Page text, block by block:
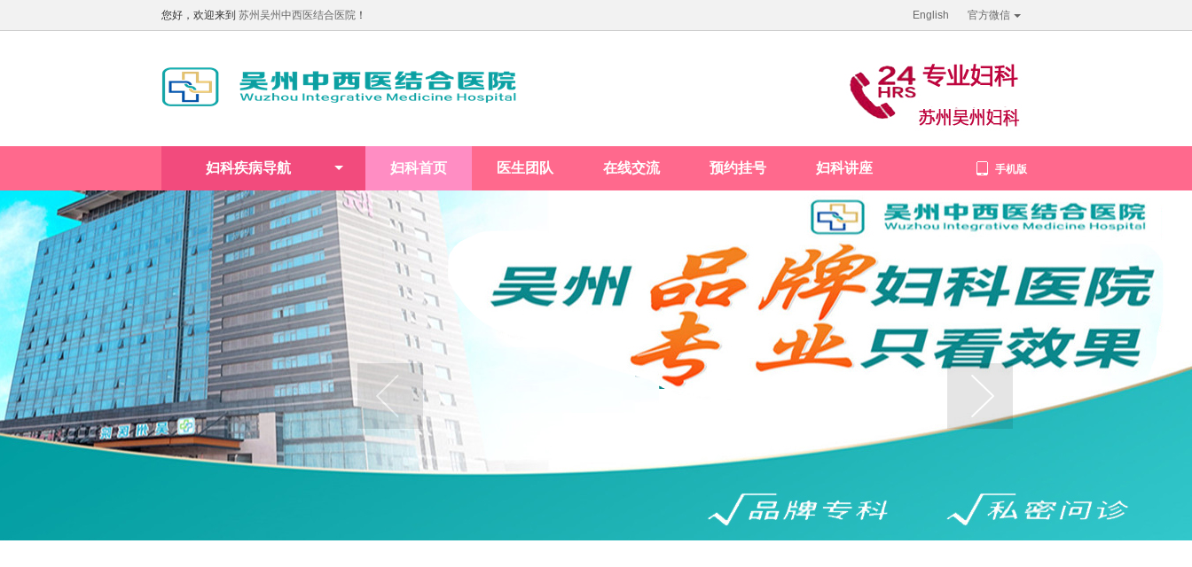
您好，欢迎来到 苏州吴州中西医结合医院 ！ English 官方微信
妇科疾病导航 妇科首页 医生团队 在线交流 预约挂号 妇科讲座 手机版